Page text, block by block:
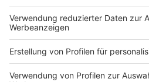
Wir
Zustimmung, um
Video-Service
Wir verwenden
Drittanbieters, um